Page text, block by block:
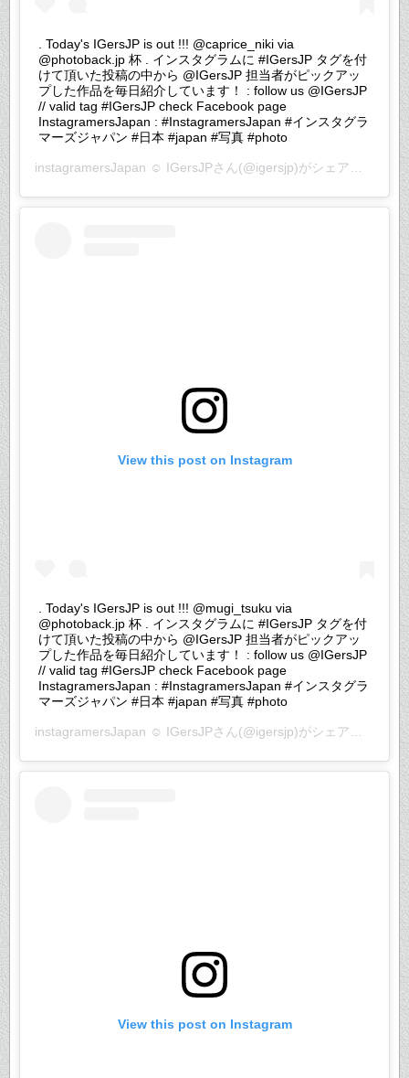
. Today's IGersJP is out !!! @caprice_niki via
@photoback.jp 杯 . インスタグラムに #IGersJP タグを付
けて頂いた投稿の中から @IGersJP 担当者がピックアッ
プした作品を毎日紹介しています！ : follow us @IGersJP
// valid tag #IGersJP check Facebook page
InstagramersJapan : #InstagramersJapan #インスタグラ
マーズジャパン #日本 #japan #写真 #photo
instagramersJapan ☺︎ IGersJPさん(@igersjp)がシェアした投稿 –
View this post on Instagram
. Today's IGersJP is out !!! @mugi_tsuku via
@photoback.jp 杯 . インスタグラムに #IGersJP タグを付
けて頂いた投稿の中から @IGersJP 担当者がピックアッ
プした作品を毎日紹介しています！ : follow us @IGersJP
// valid tag #IGersJP check Facebook page
InstagramersJapan : #InstagramersJapan #インスタグラ
マーズジャパン #日本 #japan #写真 #photo
instagramersJapan ☺︎ IGersJPさん(@igersjp)がシェアした投稿 –
View this post on Instagram